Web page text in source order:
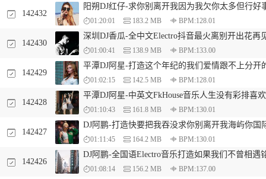
142432
阳朔DJ红仔-求你别离开我因为我欠你太多但行好
01:20:01 183.2 MB BPM:128.01
142430
深圳DJ香瓜-全中文Electro抖音最火离别开出花再
01:00:41 138.9 MB BPM:133.00
142429
平潭DJ阿星-打造这个年纪的我们爱情跟不上分开
01:02:15 142.5 MB BPM:128.01
142428
平潭DJ阿星-中英文FkHouse音乐人生没有彩排喜
01:10:43 161.8 MB BPM:130.01
142427
DJ阿鹏-打造快要把我吞没求你别离开我海屿你国
01:11:45 164.2 MB BPM:130.01
142426
DJ阿鹏-全国语Electro音乐打造如果我们不曾相遇
01:08:14 156.2 MB BPM:137.00